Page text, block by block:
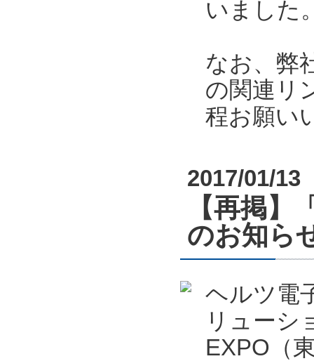
いました
なお、弊
の関連リ
程お願い
2017/01/13
【再掲】
のお知ら
ヘルツ電
リューシ
EXPO（